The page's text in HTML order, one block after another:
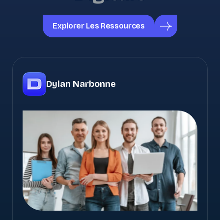
Explorer Les Ressources
Dylan Narbonne